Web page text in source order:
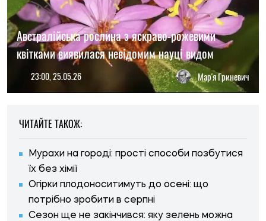
Австралійська рослина з яскраво-рожевими
квітками виявилася невідомим науці видом
23:00, 25.05.26 Мар'я Гриневич
ЧИТАЙТЕ ТАКОЖ:
Мурахи на городі: прості способи позбутися
їх без хімії
Огірки плодоноситимуть до осені: що
потрібно зробити в серпні
Сезон ще не закінчився: яку зелень можна